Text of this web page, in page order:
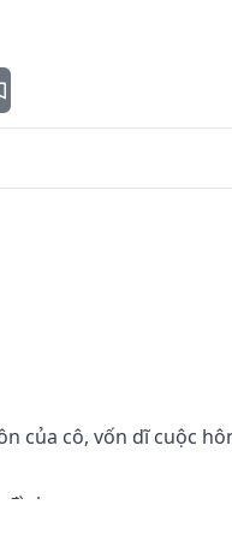
của cô, vốn dĩ cuộc